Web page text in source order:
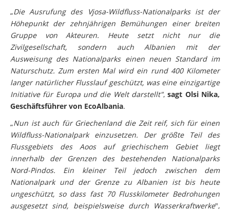
„Die Ausrufung des Vjosa-Wildfluss-Nationalparks ist der
Höhepunkt der zehnjährigen Bemühungen einer breiten
Gruppe von Akteuren. Heute setzt nicht nur die
Zivilgesellschaft, sondern auch Albanien mit der
Ausweisung des Nationalparks einen neuen Standard im
Naturschutz. Zum ersten Mal wird ein rund 400 Kilometer
langer natürlicher Flusslauf geschützt, was eine einzigartige
Initiative für Europa und die Welt darstellt",sagt Olsi Nika,
Geschäftsführer von EcoAlbania.
„Nun ist auch für Griechenland die Zeit reif, sich für einen
Wildfluss-Nationalpark einzusetzen. Der größte Teil des
Flussgebiets des Aoos auf griechischem Gebiet liegt
innerhalb der Grenzen des bestehenden Nationalparks
Nord-Pindos. Ein kleiner Teil jedoch zwischen dem
Nationalpark und der Grenze zu Albanien ist bis heute
ungeschützt, so dass fast 70 Flusskilometer Bedrohungen
ausgesetzt sind, beispielsweise durch Wasserkraftwerke",